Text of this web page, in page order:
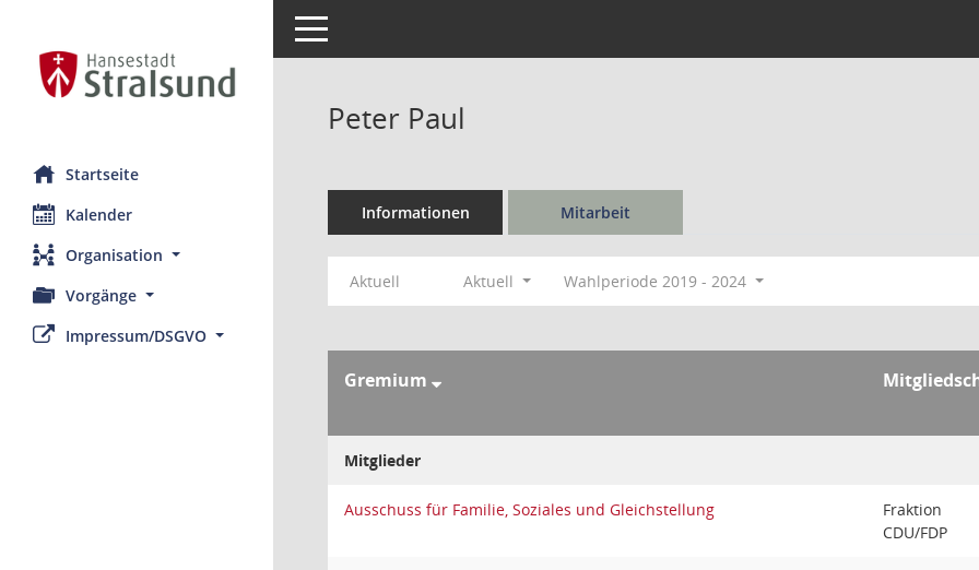
Startseite
Kalender
Organisation
Vorgänge
Impressum/DSGVO
Toggle navigation
Peter Paul
Informationen Mitarbeit
Aktuell Aktuell Wahlperiode 2019 - 2024
Gremium
Mitglieder
Ausschuss für Familie, Soziales und Gleichstellung
Fraktion
CDU/FDP